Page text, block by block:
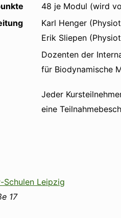
48 je Modul (wird
Karl Henger
Erik Sliepen
Dozenten der
für Biodynamische
Jeder
eine
Schulen Leipzig
17